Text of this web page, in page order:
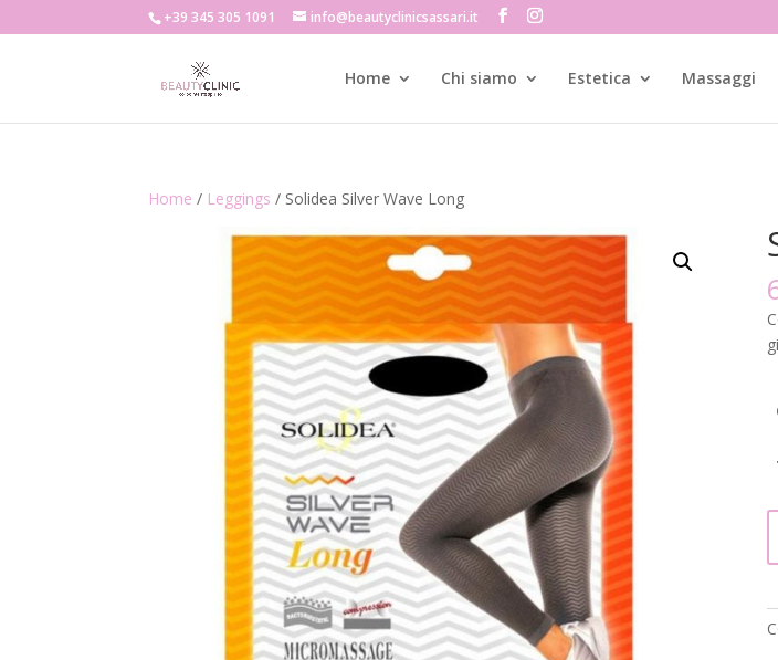
+39 345 305 1091 info@beautyclinicsassari.it
Home Chi siamo Estetica Massaggi
Home / Leggings / Solidea Silver Wave Long